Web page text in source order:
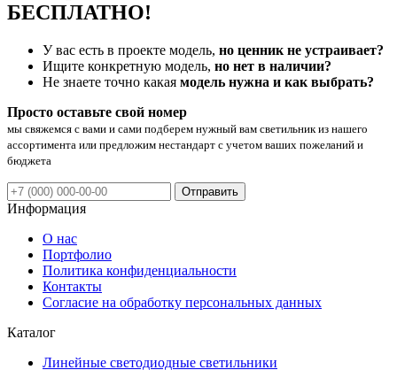
БЕСПЛАТНО!
У вас есть в проекте модель, но ценник не устраивает?
Ищите конкретную модель, но нет в наличии?
Не знаете точно какая модель нужна и как выбрать?
Просто оставьте свой номер
мы свяжемся с вами и сами подберем нужный вам светильник из нашего
ассортимента или предложим нестандарт с учетом ваших пожеланий и
бюджета
Отправить
Информация
О нас
Портфолио
Политика конфиденциальности
Контакты
Согласие на обработку персональных данных
Каталог
Линейные светодиодные светильники